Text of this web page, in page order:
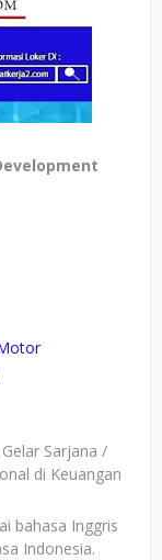
Sarjana /
di Keuangan
bahasa Inggris
Indonesia.